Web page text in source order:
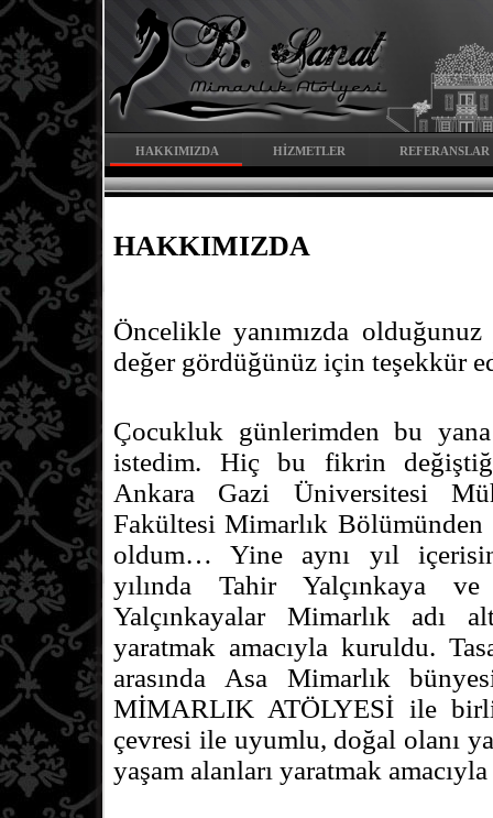
HAKKIMIZDA HİZMETLER REFERANSLAR
HAKKIMIZDA
Öncelikle yanımızda
değer gördüğünüz için teşekkür
Çocukluk günlerimden bu
istedim. Hiç bu fikrin
Ankara Gazi Üniversitesi
Fakültesi Mimarlık Bölümünden
oldum… Yine aynı yıl
yılında Tahir Yalçınkaya
Yalçınkayalar Mimarlık adı
yaratmak amacıyla kuruldu.
arasında Asa Mimarlık
MİMARLIK ATÖLYESİ ile
çevresi ile uyumlu, doğal olanı
yaşam alanları yaratmak